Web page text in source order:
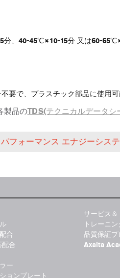
分、40-45℃×10-15分 又は60-
要で、プラスチック部品に使用
製品のTDS(テクニカルデータシ
フォーマンス エナジーシス
合
合
ー
ョンプレート
サービス
トレーニ
品質保証プ
Axalta